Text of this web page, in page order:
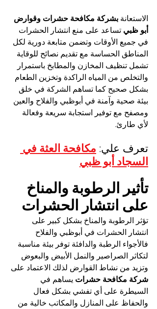
الاستعانة بشركة مكافحة حشرات وقوارض
أبو ظبي تساعد على منع انتشار الحشرات
في جميع الأوقات وتضمن متابعة دورية لكل
المناطق الحساسة مع تقديم نصائح للوقاية
تشمل تنظيف المخازن والمطابخ باستمرار
والتخلص من المياه الراكدة وتخزين الطعام
بشكل صحيح كما تساهم الشركة في خلق
بيئة صحية وآمنة في أبوظبي والفلاح والعين
ومصفح مع توفير استجابة سريعة وفعالة
لأي طارئ.
تعرف علي: مكافحة العثة في
السجاد أبو ظبي
تأثير الرطوبة والمناخ
على انتشار الحشرات
تؤثر الرطوبة والمناخ بشكل كبير على
انتشار الحشرات في أبوظبي والفلاح
فالأجواء الرطبة والدافئة توفر بيئة مناسبة
لتكاثر الصراصير والنمل الأبيض والبعوض
وتزيد من نشاط القوارض لذلك الاعتماد على
شركة مكافحة حشرات يساهم في
السيطرة على أي تفشي بشكل فعال
والحفاظ على المنازل والمكاتب خالية من